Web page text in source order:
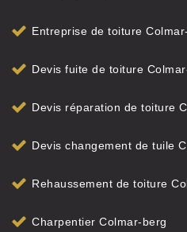
Entreprise de toiture
Devis fuite de toiture
Devis réparation de toiture
Devis changement de tuile
Rehaussement de toiture
Charpentier Colmar-berg